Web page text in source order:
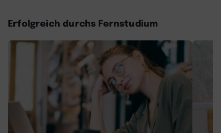
Erfolgreich durchs Fernstudium